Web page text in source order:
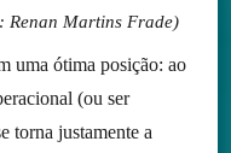
Renan Martins Frade)
uma ótima posição: ao
(ou ser
torna justamente a